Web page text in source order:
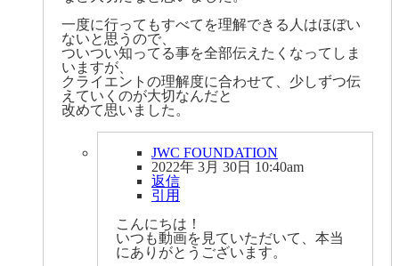
一度に行ってもすべてを理解できる人はほぼい
ないと思うので、
ついつい知ってる事を全部伝えたくなってしま
いますが、
クライエントの理解度に合わせて、少しずつ伝
えていくのが大切なんだと
改めて思いました。
JWC FOUNDATION
2022年 3月 30日 10:40am
返信
引用
こんにちは！
いつも動画を見ていただいて、本当
にありがとうございます。